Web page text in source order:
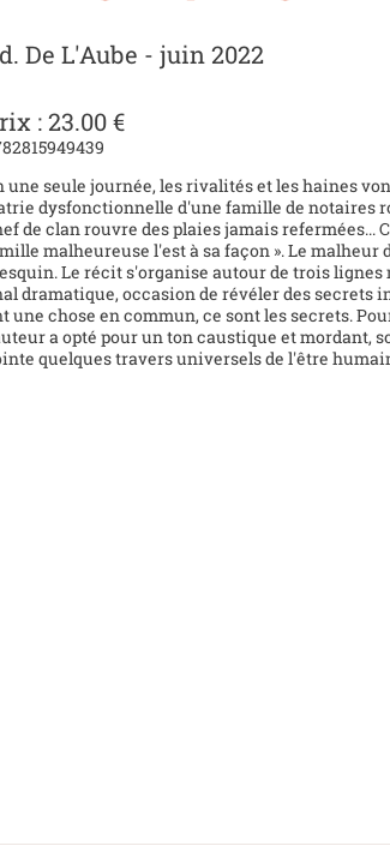
De L'Aube - juin 2022
: 23.00 €
une seule journée, les rivalités et les haines
dysfonctionnelle d'une famille de notaires
de clan rouvre des plaies jamais refermées...
malheureuse l'est à sa façon ». Le malheur
Le récit s'organise autour de trois
dramatique, occasion de révéler des secrets
une chose en commun, ce sont les secrets.
a opté pour un ton caustique et mordant,
quelques travers universels de l'être